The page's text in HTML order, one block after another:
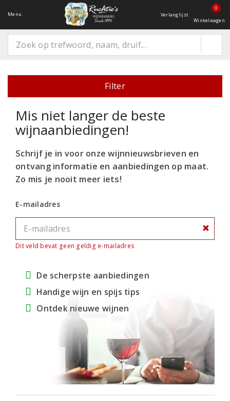
Menu Verlanglijst
0
Winkelwagen
Filter
Mis niet langer de beste
wijnaanbiedingen!
Schrijf je in voor onze wijnnieuwsbrieven en
ontvang informatie en aanbiedingen op maat.
Zo mis je nooit meer iets!
E-mailadres
Dit veld bevat geen geldig e-mailadres
De scherpste aanbiedingen
Handige wijn en spijs tips
Ontdek nieuwe wijnen